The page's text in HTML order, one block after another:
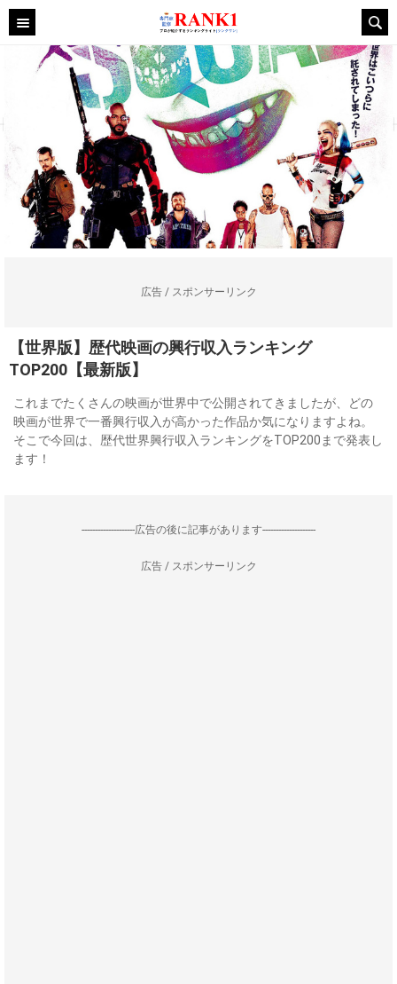
広告 / スポンサーリンク
【世界版】歴代映画の興行収入ランキング
TOP200【最新版】
これまでたくさんの映画が世界中で公開されてきましたが、どの
映画が世界で一番興行収入が高かった作品か気になりますよね。
そこで今回は、歴代世界興行収入ランキングをTOP200まで発表し
ます！
--------------------広告の後に記事があります--------------------
広告 / スポンサーリンク